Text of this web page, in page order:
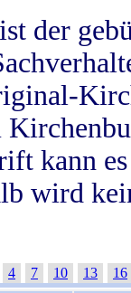
der
kann
wird
4 7 10 13
16